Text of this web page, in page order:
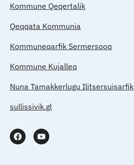
Kommune Qeqertalik
Qeqqata Kommunia
Kommuneqarfik Sermersooq
Kommune Kujalleq
Nuna Tamakkerlugu Ilitsersuisarfik
sullissivik.gl